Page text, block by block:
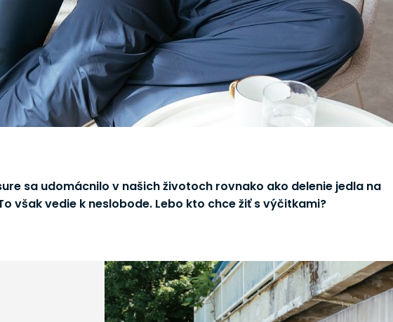
sa udomácnilo v našich životoch rovnako ako delenie jedla na
však vedie k neslobode. Lebo kto chce žiť s výčitkami?